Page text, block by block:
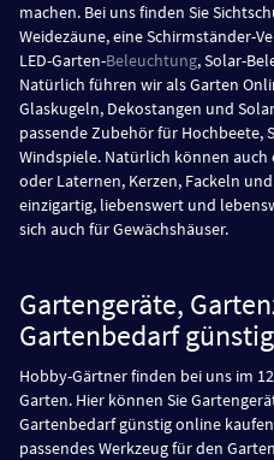
machen. Bei uns finden Sie
Weidezäune, eine Schirmständer-
LED-Garten-Beleuchtung, Solar-
Natürlich führen wir als Garten
Glaskugeln, Dekostangen und
passende Zubehör für Hochbeete,
Windspiele. Natürlich können
oder Laternen, Kerzen, Fackeln
einzigartig, liebenswert und
sich auch für Gewächshäuser.
Gartengeräte,
Gartenbedarf
Hobby-Gärtner finden bei uns im
Garten. Hier können Sie
Gartenbedarf günstig online
passendes Werkzeug für den